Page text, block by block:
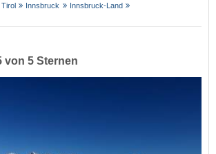
Tirol Innsbruck
Innsbruck-Land
von 5 Sternen